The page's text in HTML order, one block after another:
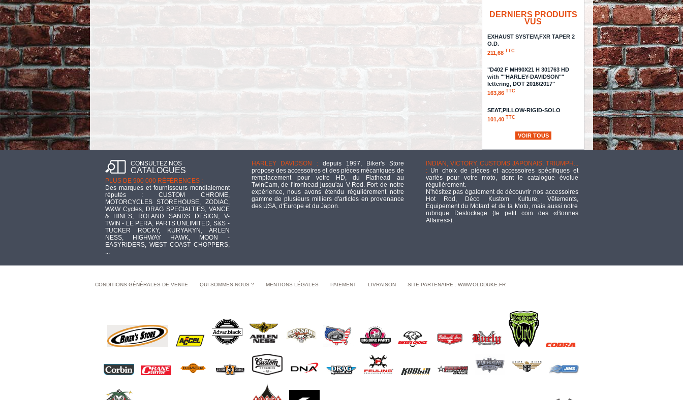
DERNIERS PRODUITS
VUS
EXHAUST SYSTEM,FXR TAPER 2
O.D.
211,68 TTC
"D402 F MH90X21 H 301763 HD
with ""HARLEY-DAVIDSON""
lettering, DOT 2016/2017"
163,86 TTC
SEAT,PILLOW-RIGID-SOLO
101,40 TTC
44 - KIT AXE DE ROUE
07A - DRAG SPECIALTIES
87,82TTC
FILS DE BOUGIES -
TAYLOR / SUMAX -
SOFTAIL 84/99 / FL, FX
CULBUTEURS S&S -
EVOLUTION 84/99 / SPORTSTER
SELLE DRAG
SPECIALTIES -
- JACKPOT - FLAMME
355,44
TTC
VOIR TOUS
CONSULTEZ NOS
CATALOGUES
PLUS DE 900 000 RÉFÉRENCES :
Des marques et fournisseurs mondialement
réputés : CUSTOM CHROME,
MOTORCYCLES STOREHOUSE, ZODIAC,
W&W Cycles, DRAG SPECIALTIES, VANCE
& HINES, ROLAND SANDS DESIGN, V-
TWIN - LE PERA, PARTS UNLIMITED, S&S -
TUCKER ROCKY, KURYAKYN, ARLEN
NESS, HIGHWAY HAWK, MOON -
EASYRIDERS, WEST COAST CHOPPERS,
...
HARLEY DAVIDSON : depuis 1997, Biker's Store
propose des accessoires et des pièces mécaniques de
remplacement pour votre HD, du Flathead au
TwinCam, de l'Ironhead jusqu'au V-Rod. Fort de notre
expérience, nous avons étendu régulièrement notre
gamme de plusieurs milliers d'articles en provenance
des USA, d'Europe et du Japon.
INDIAN, VICTORY, CUSTOMS JAPONAIS, TRIUMPH...
:Un choix de pièces et accessoires spécifiques et
variés pour votre moto, dont le catalogue évolue
régulièrement.
N'hésitez pas également de découvrir nos accessoires
Hot Rod, Déco Kustom Kulture, Vêtements,
Equipement du Motard et de la Moto, mais aussi notre
rubrique Destockage (le petit coin des «Bonnes
Affaires»).
CONDITIONS GÉNÉRALES DE VENTE QUI SOMMES-NOUS ? MENTIONS LÉGALES PAIEMENT LIVRAISON SITE PARTENAIRE : WWW.OLDDUKE.FR